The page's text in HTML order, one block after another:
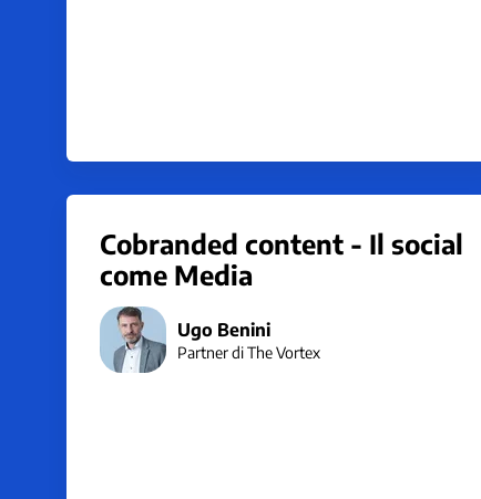
Cobranded content - Il social
come Media
Ugo Benini
Partner di The Vortex